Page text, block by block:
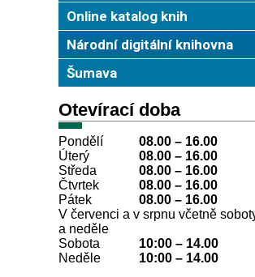
Online katalog knih
Národní digitální knihovna
Šumava
Otevírací doba
Pondělí
08.00 – 16.00
Úterý
08.00 – 16.00
Středa
08.00 – 16.00
Čtvrtek
08.00 – 16.00
Pátek
08.00 – 16.00
V červenci a v srpnu včetně
a neděle
Sobota
10:00 – 14.00
Neděle
10:00 – 14.00